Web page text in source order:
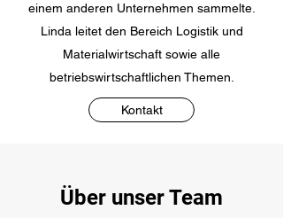
einem anderen Unternehmen sammelte.
Linda leitet den Bereich Logistik und
Materialwirtschaft sowie alle
betriebswirtschaftlichen Themen.
Kontakt
Über unser Team